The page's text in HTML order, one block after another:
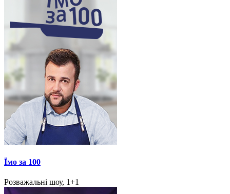
Їмо за 100
Розважальні шоу, 1+1